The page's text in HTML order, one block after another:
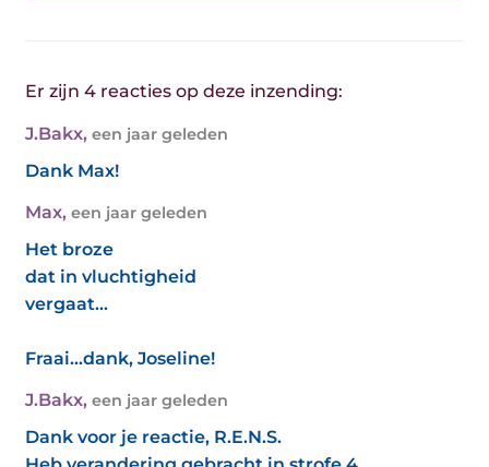
Er zijn 4 reacties op deze inzending:
J.Bakx, een jaar geleden
Dank Max!
Max, een jaar geleden
Het broze
dat in vluchtigheid
vergaat...
Fraai...dank, Joseline!
J.Bakx, een jaar geleden
Dank voor je reactie, R.E.N.S.